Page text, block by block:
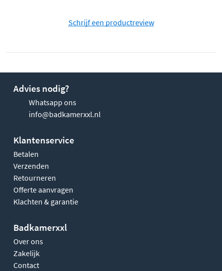
Schrijf een productreview
Advies nodig?
Whatsapp ons
info@badkamerxxl.nl
Klantenservice
Betalen
Verzenden
Retourneren
Offerte aanvragen
Klachten & garantie
Badkamerxxl
Over ons
Zakelijk
Contact